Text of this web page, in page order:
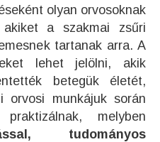
olyan orvosoknak
akiket a szakmai zsűri
tartanak arra. A
lehet jelölni, akik
betegük életét,
orvosi munkájuk során
melyben
tudományos